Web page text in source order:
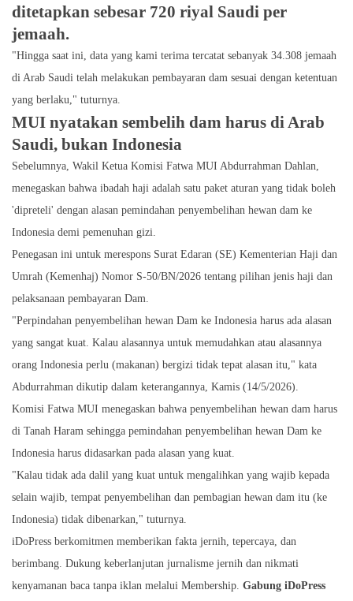
ditetapkan sebesar 720 riyal Saudi per
jemaah.
"Hingga saat ini, data yang kami terima tercatat sebanyak 34.308 jemaah
di Arab Saudi telah melakukan pembayaran dam sesuai dengan ketentuan
yang berlaku," tuturnya.
MUI nyatakan sembelih dam harus di Arab
Saudi, bukan Indonesia
Sebelumnya, Wakil Ketua Komisi Fatwa MUI Abdurrahman Dahlan,
menegaskan bahwa ibadah haji adalah satu paket aturan yang tidak boleh
'dipreteli' dengan alasan pemindahan penyembelihan hewan dam ke
Indonesia demi pemenuhan gizi.
Penegasan ini untuk merespons Surat Edaran (SE) Kementerian Haji dan
Umrah (Kemenhaj) Nomor S-50/BN/2026 tentang pilihan jenis haji dan
pelaksanaan pembayaran Dam.
"Perpindahan penyembelihan hewan Dam ke Indonesia harus ada alasan
yang sangat kuat. Kalau alasannya untuk memudahkan atau alasannya
orang Indonesia perlu (makanan) bergizi tidak tepat alasan itu," kata
Abdurrahman dikutip dalam keterangannya, Kamis (14/5/2026).
Komisi Fatwa MUI menegaskan bahwa penyembelihan hewan dam harus
di Tanah Haram sehingga pemindahan penyembelihan hewan Dam ke
Indonesia harus didasarkan pada alasan yang kuat.
"Kalau tidak ada dalil yang kuat untuk mengalihkan yang wajib kepada
selain wajib, tempat penyembelihan dan pembagian hewan dam itu (ke
Indonesia) tidak dibenarkan," tuturnya.
iDoPress berkomitmen memberikan fakta jernih, tepercaya, dan
berimbang. Dukung keberlanjutan jurnalisme jernih dan nikmati
kenyamanan baca tanpa iklan melalui Membership. Gabung iDoPress